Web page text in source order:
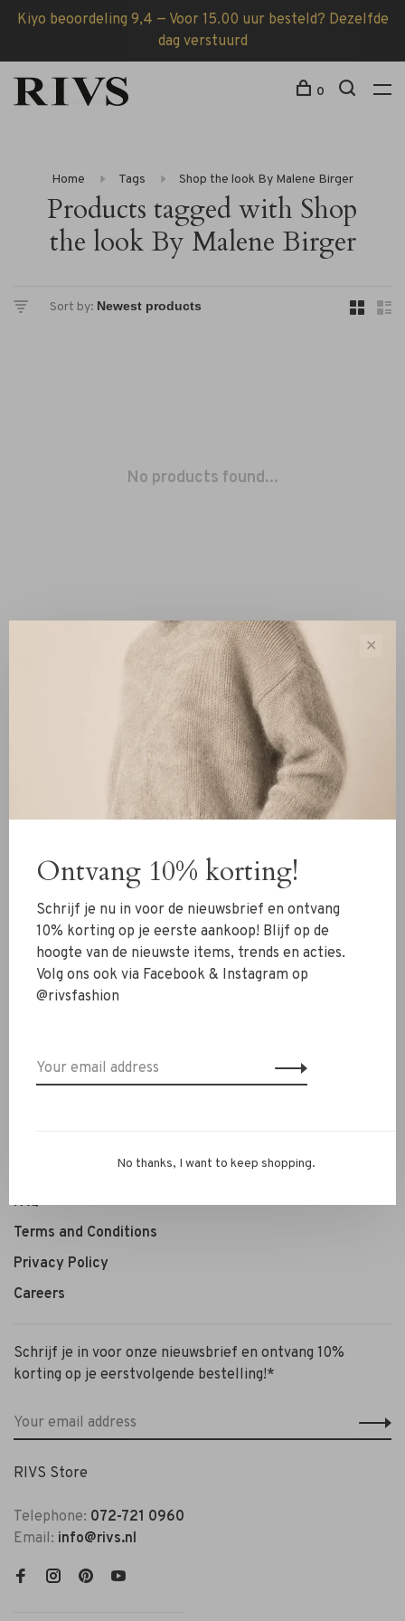
Kiyo beoordeling 9,4 — Voor 15.00 uur besteld? Dezelfde
dag verstuurd
0
Home Tags Shop the look By Malene Birger
Products tagged with Shop
the look By Malene Birger
Sort by:
No products found...
Showing 1 - 0 of 0
Shoes
Jewelry
Accessoires
SALE
Contact Information
Personal Styling / Private Shopping
FAQ
Terms and Conditions
Privacy Policy
Careers
Schrijf je in voor onze nieuwsbrief en ontvang 10%
korting op je eerstvolgende bestelling!*
RIVS Store
Telephone: 072-721 0960
Email: info@rivs.nl
✕
Ontvang 10% korting!
Schrijf je nu in voor de nieuwsbrief en ontvang
10% korting op je eerste aankoop! Blijf op de
hoogte van de nieuwste items, trends en acties.
Volg ons ook via Facebook & Instagram op
@rivsfashion
No thanks, I want to keep shopping.